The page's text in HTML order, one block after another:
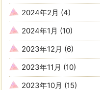
2024年2月 (4)
2024年1月 (10)
2023年12月 (6)
2023年11月 (10)
2023年10月 (15)